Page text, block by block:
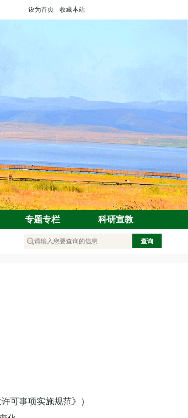
设为首页 收藏本站
专题专栏 科研宣教
可事项实施规范》）